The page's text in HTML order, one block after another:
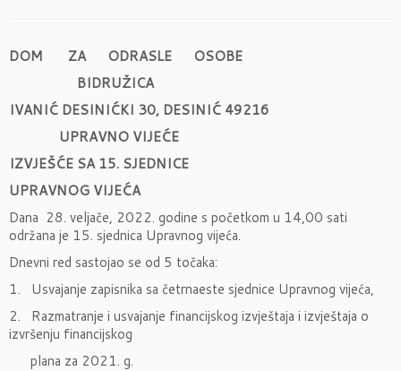
DOM ZA ODRASLE OSOBE
BIDRUŽICA
IVANIĆ DESINIĆKI 30, DESINIĆ 49216
UPRAVNO VIJEĆE
IZVJEŠĆE SA 15. SJEDNICE
UPRAVNOG VIJEĆA
Dana 28. veljače, 2022. godine s početkom u 14,00 sati
održana je 15. sjednica Upravnog vijeća.
Dnevni red sastojao se od 5 točaka:
1. Usvajanje zapisnika sa četrnaeste sjednice Upravnog vijeća,
2. Razmatranje i usvajanje financijskog izvještaja i izvještaja o
izvršenju financijskog
plana za 2021. g.